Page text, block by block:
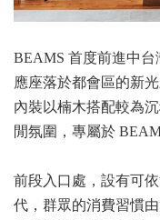
BEAMS 首度前進中
應座落於都會區的新
內裝以楠木搭配較為
閒氛圍，專屬於
前段入口處，設有可
代，群眾的消費習慣